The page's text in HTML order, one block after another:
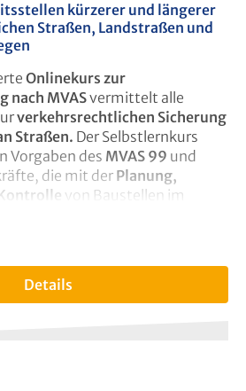
kürzerer und längerer
Straßen, Landstraßen und
Onlinekurs zur
nach MVASvermittelt alle
verkehrsrechtlichen Sicherung
Straßen. Der Selbstlernkurs
Vorgaben des MVAS 99 und
die mit der Planung,
von Baustellen im
Praxisbezug
fundiertes Wissen zu:
Anordnungundrechtlichen
Details